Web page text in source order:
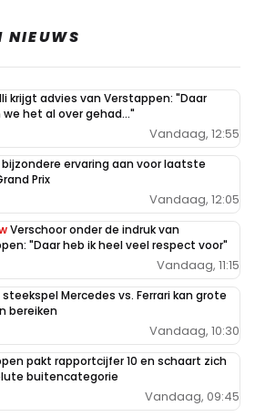
NIEUWS
krijgt advies van Verstappen: "Daar
het al over gehad..."
Vandaag, 12:55
bijzondere ervaring aan voor laatste
Prix
Vandaag, 12:05
Verschoor onder de indruk van
"Daar heb ik heel veel respect voor"
Vandaag, 11:15
Mercedes vs. Ferrari kan grote
bereiken
Vandaag, 10:30
pakt rapportcijfer 10 en schaart zich
buitencategorie
Vandaag, 09:45